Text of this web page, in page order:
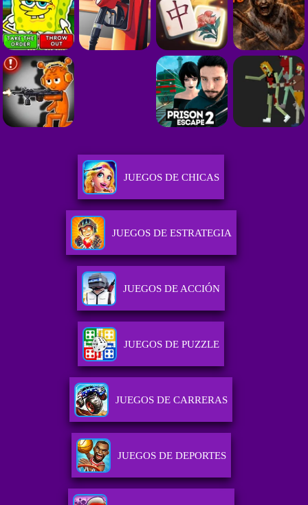
JUEGOS DE CHICAS
JUEGOS DE ESTRATEGIA
JUEGOS DE ACCIÓN
JUEGOS DE PUZZLE
JUEGOS DE CARRERAS
JUEGOS DE DEPORTES